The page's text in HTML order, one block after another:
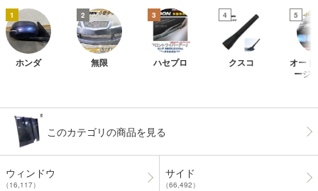
1
ホンダ
2
無限
3
ハセプロ
4
クスコ
5
オート
ージ
このカテゴリの商品を見る
ウィンドウ
（16,117）
サイド
（66,492）